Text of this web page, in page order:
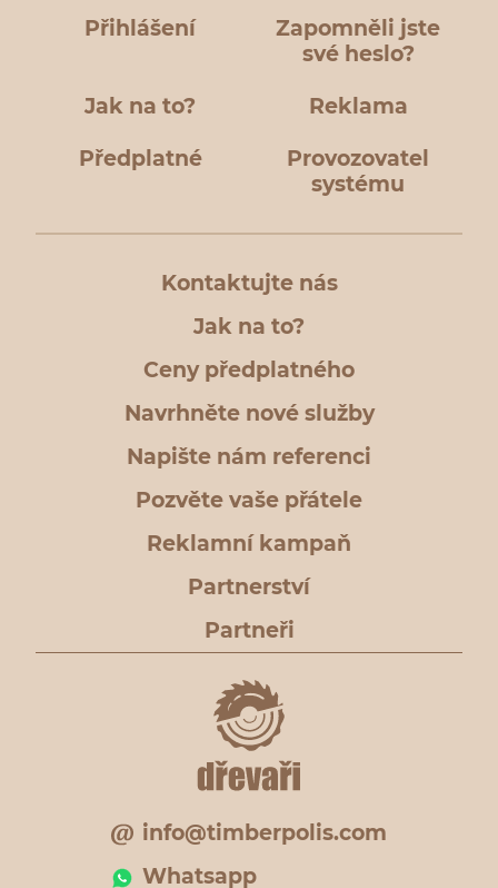
Přihlášení
Zapomněli jste
své heslo?
Jak na to? Reklama
Předplatné
Provozovatel
systému
Kontaktujte nás
Jak na to?
Ceny předplatného
Navrhněte nové služby
Napište nám referenci
Pozvěte vaše přátele
Reklamní kampaň
Partnerství
Partneři
info@timberpolis.com
Whatsapp